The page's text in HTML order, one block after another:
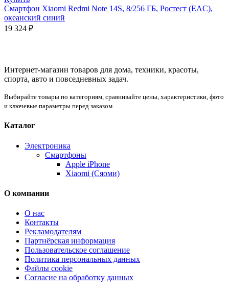
Смартфон Xiaomi Redmi Note 14S, 8/256 ГБ, Ростест (EAC),
океанский синий
19 324 ₽
Интернет-магазин товаров для дома, техники, красоты,
спорта, авто и повседневных задач.
Выбирайте товары по категориям, сравнивайте цены, характеристики, фото
и ключевые параметры перед заказом.
Каталог
Электроника
Смартфоны
Apple iPhone
Xiaomi (Сяоми)
О компании
О нас
Контакты
Рекламодателям
Партнёрская информация
Пользовательское соглашение
Политика персональных данных
Файлы cookie
Согласие на обработку данных